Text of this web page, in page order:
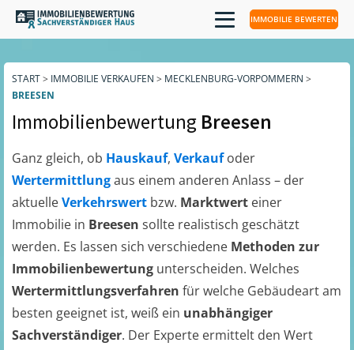
IMMOBILIE BEWERTEN
START> IMMOBILIE VERKAUFEN > MECKLENBURG-VORPOMMERN >
BREESEN
Immobilienbewertung Breesen
Ganz gleich, ob Hauskauf, Verkaufoder
Wertermittlungaus einem anderen Anlass – der
aktuelleVerkehrswert bzw. Marktwert einer
Immobilie in Breesen sollte realistisch geschätzt
werden. Es lassen sich verschiedene Methoden zur
Immobilienbewertung unterscheiden. Welches
Wertermittlungsverfahren für welche Gebäudeart am
besten geeignet ist, weiß ein unabhängiger
Sachverständiger. Der Experte ermittelt den Wert